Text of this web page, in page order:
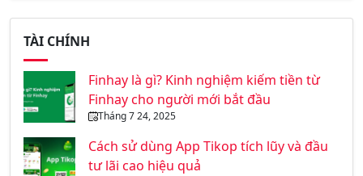
TÀI CHÍNH
Finhay là gì? Kinh nghiệm kiếm tiền từ
Finhay cho người mới bắt đầu
Tháng 7 24, 2025
Cách sử dùng App Tikop tích lũy và đầu
tư lãi cao hiệu quả